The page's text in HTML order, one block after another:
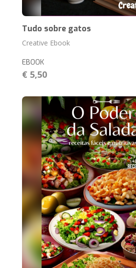
Tudo sobre gatos
Creative Ebook
EBOOK
€ 5,50